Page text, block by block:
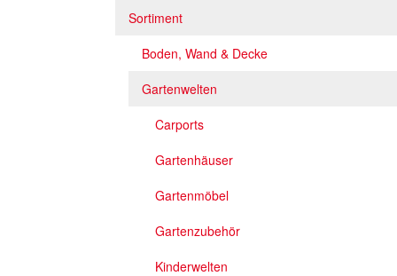
Sortiment
Boden, Wand & Decke
Gartenwelten
Carports
Gartenhäuser
Gartenmöbel
Gartenzubehör
Kinderwelten